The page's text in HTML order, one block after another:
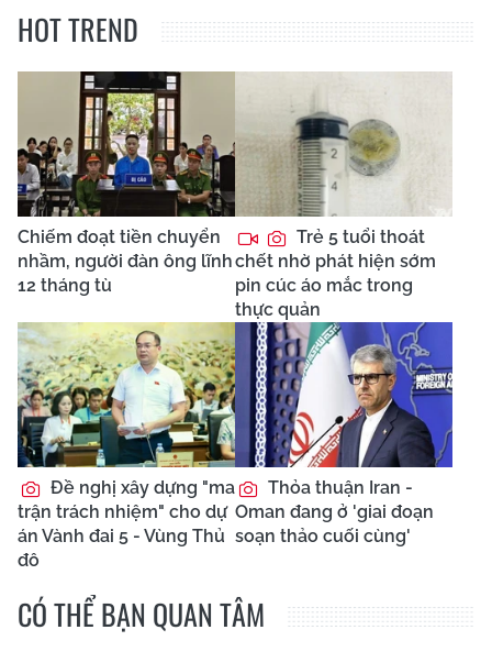
HOT TREND
Chiếm đoạt tiền chuyển
nhầm, người đàn ông lĩnh
12 tháng tù
Trẻ 5 tuổi thoát
chết nhờ phát hiện sớm
pin cúc áo mắc trong
thực quản
Đề nghị xây dựng "ma
trận trách nhiệm" cho dự
án Vành đai 5 - Vùng Thủ
đô
Thỏa thuận Iran -
Oman đang ở 'giai đoạn
soạn thảo cuối cùng'
CÓ THỂ BẠN QUAN TÂM